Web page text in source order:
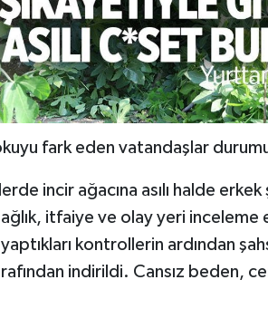
fark eden vatandaşlar
incir ağacına asılı halde
itfaiye ve olay yeri
kontrollerin ardından
indirildi. Cansız beden,